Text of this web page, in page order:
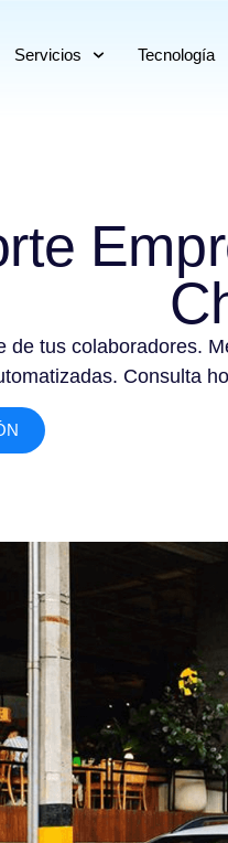
Servicios Tecnología
de tus colaboradores.
Consulta